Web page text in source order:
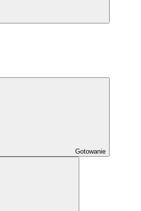
Gotowanie